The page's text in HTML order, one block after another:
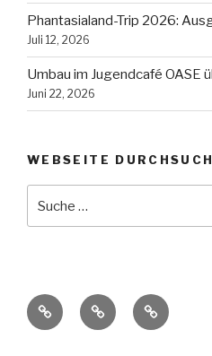
Phantasialand-Trip 2026:
Juli 12, 2026
Umbau im Jugendcafé OASE
Juni 22, 2026
WEBSEITE
nach:
DatenschutzImpressumKontakt